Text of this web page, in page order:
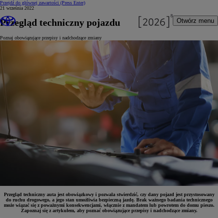
Przejdź do głównej zawartości (Press Enter)
Otwórz menu
21 września 2022
Przegląd techniczny pojazdu
Poznaj obowiązujące przepisy i nadchodzące zmiany
Przegląd techniczny auta jest obowiązkowy i pozwala stwierdzić, czy dany pojazd jest przystosowany
do ruchu drogowego, a jego stan umożliwia bezpieczną jazdę. Brak ważnego badania technicznego
może wiązać się z poważnymi konsekwencjami, włącznie z mandatem lub powrotem do domu pieszo.
Zapoznaj się z artykułem, aby poznać obowiązujące przepisy i nadchodzące zmiany.